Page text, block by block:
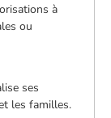
à
ou
ses
les familles.